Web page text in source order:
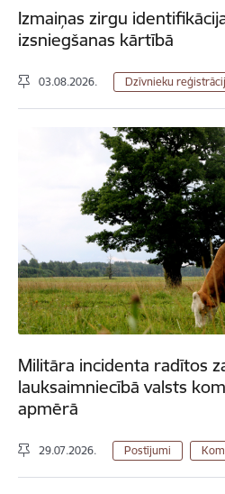
Izmaiņas zirgu
izsniegšanas kārtībā
03.08.2026. Dzīvnieku
Militāra incidenta radītos
lauksaimniecībā valsts
apmērā
29.07.2026. Postījumi